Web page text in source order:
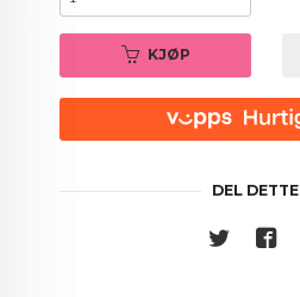
KJØP
DEL DETTE